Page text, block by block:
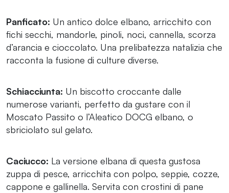
Panficato: Un antico dolce elbano, arricchito con
fichi secchi, mandorle, pinoli, noci, cannella, scorza
d’arancia e cioccolato. Una prelibatezza natalizia che
racconta la fusione di culture diverse.
Schiacciunta: Un biscotto croccante dalle
numerose varianti, perfetto da gustare con il
Moscato Passito o l’Aleatico DOCG elbano, o
sbriciolato sul gelato.
Caciucco: La versione elbana di questa gustosa
zuppa di pesce, arricchita con polpo, seppie, cozze,
cappone e gallinella. Servita con crostini di pane